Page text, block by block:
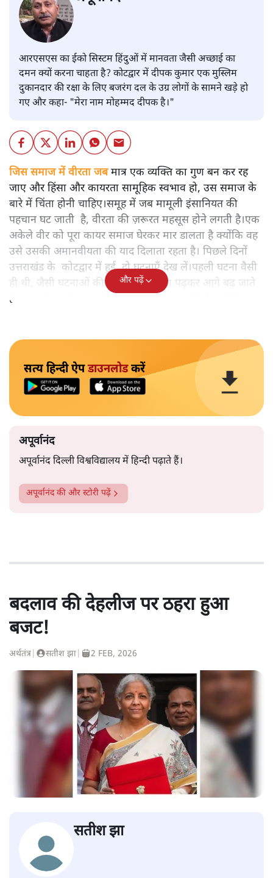
आरएसएस का ईको सिस्टम हिंदुओं में मानवता जैसी अच्छाई का
दमन क्यों करना चाहता है? कोटद्वार में दीपक कुमार एक मुस्लिम
दुकानदार की रक्षा के लिए बजरंग दल के उग्र लोगों के सामने खड़े हो
गए और कहा- "मेरा नाम मोहम्मद दीपक है।"
जिस समाज में वीरता जबमात्र एक व्यक्ति का गुण बन कर रह
जाए और हिंसा और कायरता सामूहिक स्वभाव हो, उस समाज के
बारे में चिंता होनी चाहिए।समूह में जब मामूली इंसानियत की
पहचान घट जाती है, वीरता की ज़रूरत महसूस होने लगती है।एक
अकेले वीर को पूरा कायर समाज घेरकर मार डालता है क्योंकि वह
उसे उसकी अमानवीयता की याद दिलाता रहता है। पिछले दिनों
उत्तराखंड के कोटद्वार में हुई दो घटनाएँ देख लें।पहली घटना वैसी
ही थी, जैसी घटनाओं की खबर हम रोज़ाना पढ़कर आगे बढ़ जाते
हैं।भारत के तक़रीबन हर हिस्से से ऐसी खबर आती ही रहती है।
और पढ़ें
सत्य हिन्दी ऐपडाउनलोडकरें
अपूर्वानंद
अपूर्वानंद दिल्ली विश्वविद्यालय में हिन्दी पढ़ाते हैं।
अपूर्वानंदकी और स्टोरी पढ़ें
बदलाव की देहलीज पर ठहरा हुआ
बजट!
अर्थतंत्र सतीश झा 2 FEB, 2026
सतीश झा